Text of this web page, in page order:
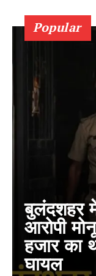
Popular
बुलंदशहर
आरोपी
हजार का
घायल